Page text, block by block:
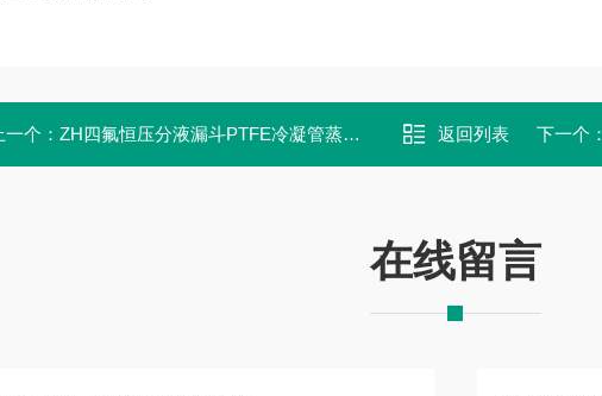
一个： ZH四氟恒压分液漏斗PTFE冷凝管蒸馏装置 返回列表 下一个：
在线留言